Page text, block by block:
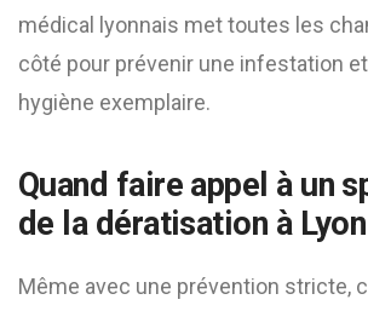
médical lyonnais met toutes les
côté pour prévenir une infestation
hygiène exemplaire.
Quand faire appel à un
de la dératisation à
Même avec une prévention stricte,